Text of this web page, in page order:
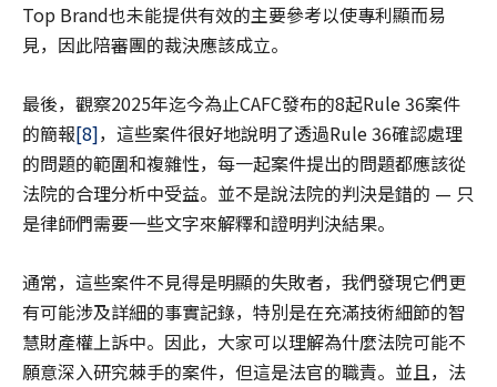
Top Brand也未能提供有效的主要參考以使專利顯而易
見，因此陪審團的裁決應該成立。
最後，觀察2025年迄今為止CAFC發布的8起Rule 36案件
的簡報[8]，這些案件很好地說明了透過Rule 36確認處理
的問題的範圍和複雜性，每一起案件提出的問題都應該從
法院的合理分析中受益。並不是說法院的判決是錯的 — 只
是律師們需要一些文字來解釋和證明判決結果。
通常，這些案件不見得是明顯的失敗者，我們發現它們更
有可能涉及詳細的事實記錄，特別是在充滿技術細節的智
慧財產權上訴中。因此，大家可以理解為什麼法院可能不
願意深入研究棘手的案件，但這是法官的職責。並且，法